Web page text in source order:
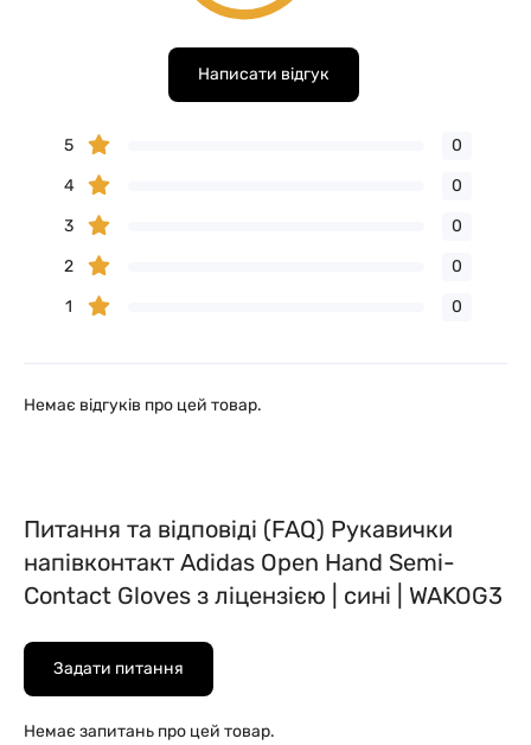
Написати відгук
5
0
4
0
3
0
2
0
1
0
Немає відгуків про цей товар.
Питання та відповіді (FAQ) Рукавички
напівконтакт Adidas Open Hand Semi-
Contact Gloves з ліцензією | сині | WAKOG3
Задати питання
Немає запитань про цей товар.